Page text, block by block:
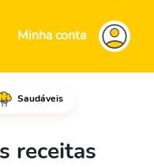
Minha conta
Saudáveis
de
receitas